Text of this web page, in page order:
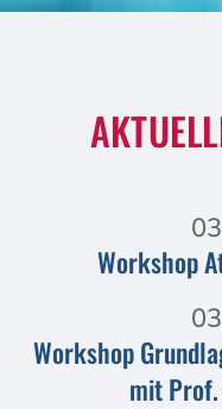
Workshop
Workshop
mit